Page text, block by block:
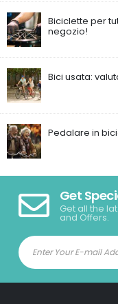
Biciclette per
negozio!
Bici usata:
Pedalare in
Get
Get all the
and Offers.